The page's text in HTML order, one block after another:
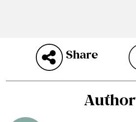
Share
Author